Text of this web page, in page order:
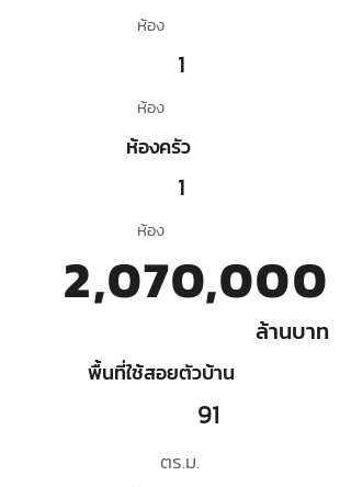
ห้อง
1
ห้อง
ห้องครัว
1
ห้อง
2,070,000
ล้านบาท
พื้นที่ใช้สอยตัวบ้าน
91
ตร.ม.